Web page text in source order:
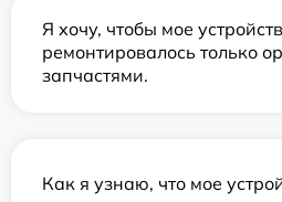
Я хочу, чтобы мое
ремонтировалось только
запчастями.
Как я узнаю, что мое